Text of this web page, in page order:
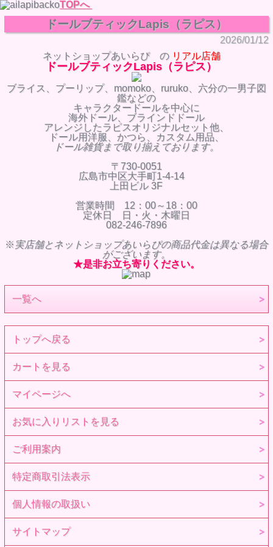
TOPへ
ドールブティックLapis（ラピス）
2026/01/12
ネットショップあいらぴ の リアル店舗
ドールブティックLapis（ラピス）
ブライス、プーリップ、momoko、ruruko、六分の一男子図
鑑などの
キャラクタードールを中心に
海外ドール、ブラインドドール
アレンジしたラピスオリジナルセット他、
ドール用洋服、かつら、カスタム用品、
ドール雑貨まで取り揃えております。
〒730-0051
広島市中区大手町1-4-14
上田ビル 3F
営業時間 12：00～18：00
定休日 日・火・木曜日
082-246-7896
※実店舗とネットショップあいらぴの商品代金は異なる場合
がございます。
★是非お立ち寄りください。
一覧へ
トップへ戻る
カートを見る
マイページへ
お気に入りリストを見る
ご利用案内
特定商取引法表示
個人情報の取扱い
サイトマップ